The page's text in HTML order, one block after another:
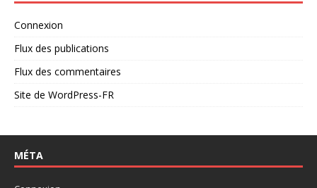
Connexion
Flux des publications
Flux des commentaires
Site de WordPress-FR
MÉTA